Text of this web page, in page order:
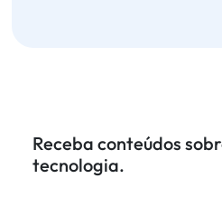
Receba conteúdos
tecnologia.